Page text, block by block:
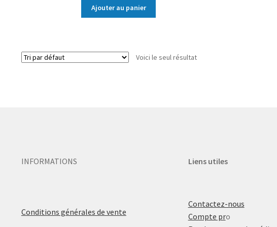
Ajouter au panier
Voici le seul résultat
INFORMATIONS
Conditions générales de vente
Liens utiles
Contactez-nous
Compte pro